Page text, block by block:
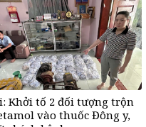
Khởi tố 2 đối tượng trộn
vào thuốc Đông y,